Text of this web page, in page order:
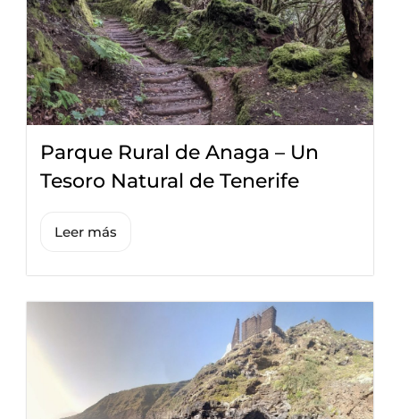
Parque Rural de Anaga – Un
Tesoro Natural de Tenerife
Leer más